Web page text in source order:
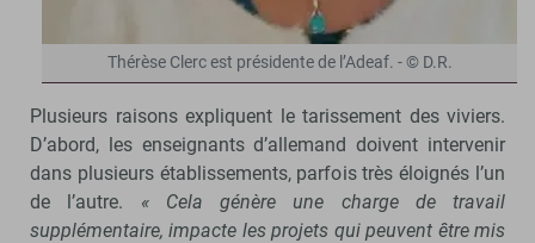
Thérèse Clerc est présidente de l’Adeaf. - © D.R.
Plusieurs raisons expliquent le tarissement des viviers.
D’abord, les enseignants d’allemand doivent intervenir
dans plusieurs établissements, parfois très éloignés l’un
de l’autre. « Cela génère une charge de travail
supplémentaire, impacte les projets qui peuvent être mis